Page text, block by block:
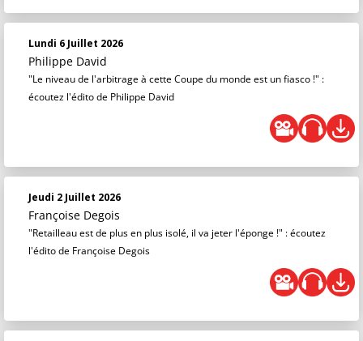
Lundi 6 Juillet 2026
Philippe David
"Le niveau de l'arbitrage à cette Coupe du monde est un fiasco !" :
écoutez l'édito de Philippe David
Jeudi 2 Juillet 2026
Françoise Degois
"Retailleau est de plus en plus isolé, il va jeter l'éponge !" : écoutez
l'édito de Françoise Degois